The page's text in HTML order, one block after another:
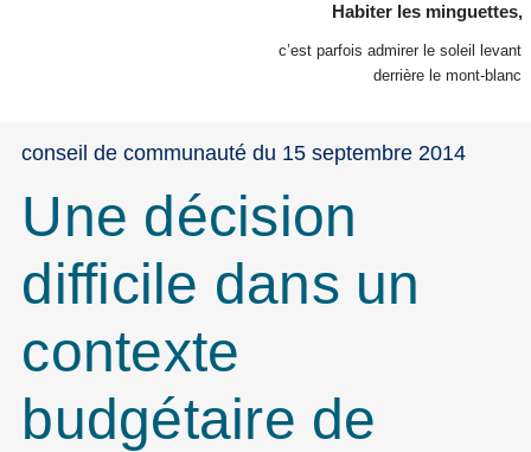
Habiter les minguettes,
c’est parfois admirer le soleil levant
derrière le mont-blanc
conseil de communauté du 15 septembre 2014
Une décision
difficile dans un
contexte
budgétaire de